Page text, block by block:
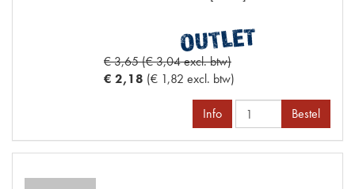
€ 3,65 (€ 3,04 excl. btw)
€ 2,18 (€ 1,82 excl. btw)
Info Bestel